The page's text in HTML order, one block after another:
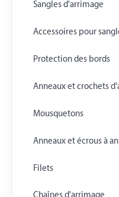
Sangles d'arrimage
Accessoires pour
Protection des bords
Anneaux et crochets
Mousquetons
Anneaux et écrous à
Filets